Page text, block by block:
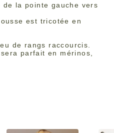
la pointe gauche vers
est tricotée en
de rangs raccourcis.
parfait en mérinos,